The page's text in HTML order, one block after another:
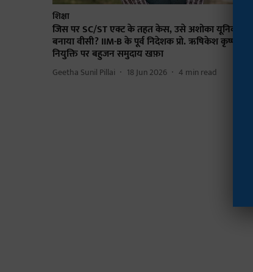
शिक्षा
जिस पर SC/ST एक्ट के तहत केस, उसे अशोका यूनिवर्सिटी ने
बनाया वीसी? IIM-B के पूर्व निदेशक प्रो. ऋषिकेश कृष्णन की
नियुक्ति पर बहुजन समुदाय खफ़ा
Geetha Sunil Pillai 18 Jun 2026 4 min read